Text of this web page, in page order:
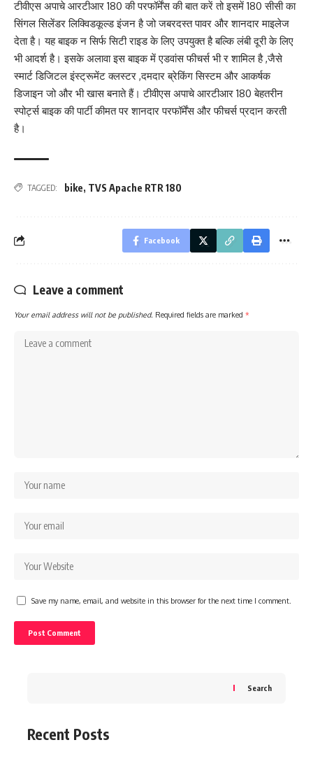
टीवीएस अपाचे आरटीआर 180 की परफॉर्मेंस की बात करें तो इसमें 180 सीसी का
सिंगल सिलेंडर लिक्विडकूल्ड इंजन है जो जबरदस्त पावर और शानदार माइलेज
देता है। यह बाइक न सिर्फ सिटी राइड के लिए उपयुक्त है बल्कि लंबी दूरी के लिए
भी आदर्श है। इसके अलावा इस बाइक में एडवांस फीचर्स भी र शामिल है ,जैसे
स्मार्ट डिजिटल इंस्ट्रूमेंट क्लस्टर ,दमदार ब्रेकिंग सिस्टम और आकर्षक
डिजाइन जो और भी खास बनाते हैं। टीवीएस अपाचे आरटीआर 180 बेहतरीन
स्पोर्ट्स बाइक की पार्टी कीमत पर शानदार परफॉर्मेंस और फीचर्स प्रदान करती
है।
TAGGED: bike, TVS Apache RTR 180
Facebook
Leave a comment
Your email address will not be published. Required fields are marked *
Save my name, email, and website in this browser for the next time I comment.
Search
Recent Posts